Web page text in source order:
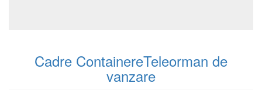
Cadre ContainereTeleorman de
vanzare